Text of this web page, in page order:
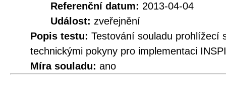
Referenční datum: 2013-04-04
Událost: zveřejnění
Popis testu: Testování souladu prohlížecí
technickými pokyny pro implementaci
Míra souladu: ano